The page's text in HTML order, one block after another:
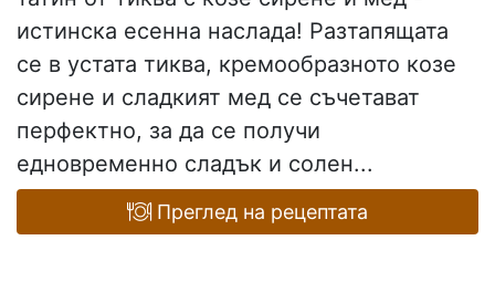
истинска есенна наслада! Разтапящата
се в устата тиква, кремообразното козе
сирене и сладкият мед се съчетават
перфектно, за да се получи
едновременно сладък и солен...
Преглед на рецептата